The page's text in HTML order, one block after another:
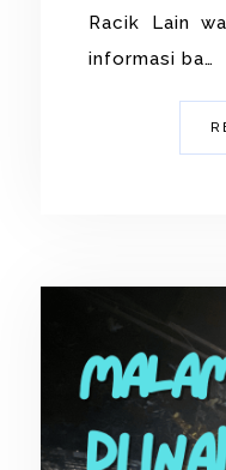
Racik Lain
informasi ba…